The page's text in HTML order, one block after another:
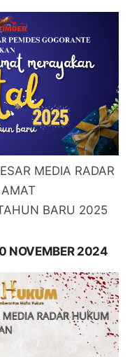
MEDIA RADAR
BARU 2025
NOVEMBER 2024